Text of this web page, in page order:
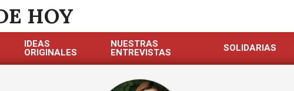
HOY
IDEAS
ORIGINALES
NUESTRAS
ENTREVISTAS
SOLIDARIAS